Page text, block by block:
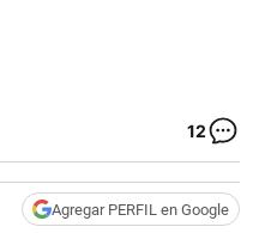
12
Agregar PERFIL en Google